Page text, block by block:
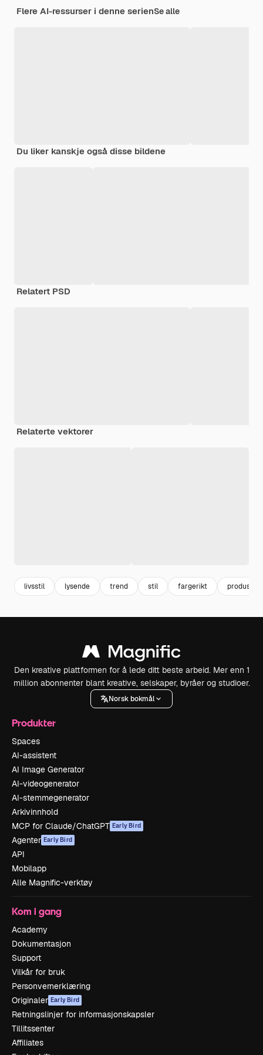
Flere AI-ressurser i denne serienSe alle
Du liker kanskje også disse bildene
Relatert PSD
Relaterte vektorer
livsstil lysende trend stil fargerikt produsert
Den kreative plattformen for å lede ditt beste arbeid. Mer enn 1
million abonnenter blant kreative, selskaper, byråer og studioer.
Norsk bokmål
Produkter
Spaces
AI-assistent
AI Image Generator
AI-videogenerator
AI-stemmegenerator
Arkivinnhold
MCP for Claude/ChatGPT Early Bird
Agenter Early Bird
API
Mobilapp
Alle Magnific-verktøy
Kom i gang
Academy
Dokumentasjon
Support
Vilkår for bruk
Personvernerklæring
Originaler Early Bird
Retningslinjer for informasjonskapsler
Tillitssenter
Affiliates